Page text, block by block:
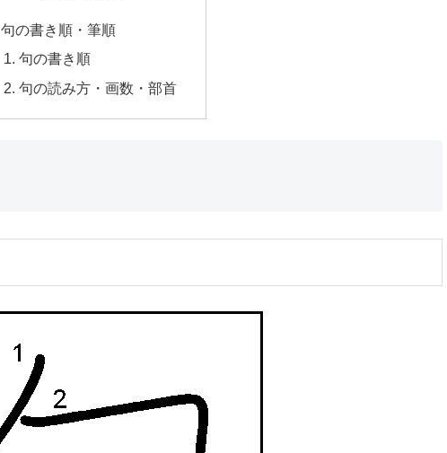
句の書き順・筆順
句の書き順
句の読み方・画数・部首